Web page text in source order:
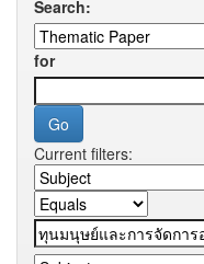
Search:
for
Current filters: